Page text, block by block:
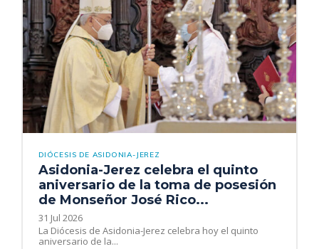
DIÓCESIS DE ASIDONIA-JEREZ
Asidonia-Jerez celebra el quinto
aniversario de la toma de posesión
de Monseñor José Rico...
31 Jul 2026
La Diócesis de Asidonia-Jerez celebra hoy el quinto
aniversario de la...